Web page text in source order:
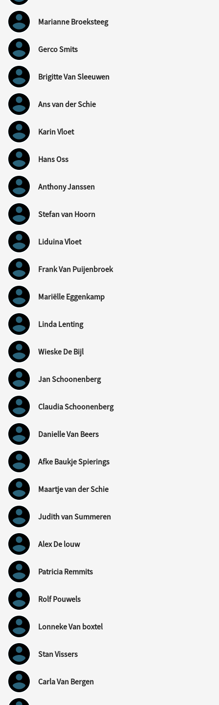
Marianne Broeksteeg
Gerco Smits
Brigitte Van Sleeuwen
Ans van der Schie
Karin Vloet
Hans Oss
Anthony Janssen
Stefan van Hoorn
Liduina Vloet
Frank Van Puijenbroek
Mariëlle Eggenkamp
Linda Lenting
Wieske De Bijl
Jan Schoonenberg
Claudia Schoonenberg
Danielle Van Beers
Afke Baukje Spierings
Maartje van der Schie
Judith van Summeren
Alex De louw
Patricia Remmits
Rolf Pouwels
Lonneke Van boxtel
Stan Vissers
Carla Van Bergen